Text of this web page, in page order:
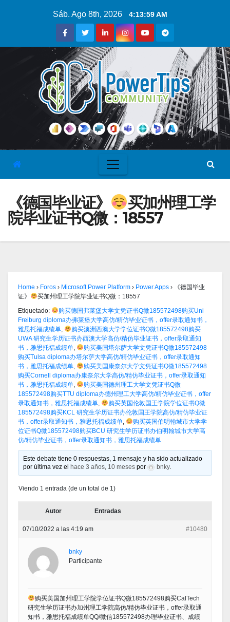
Sáb. Ago 8th, 2026 4:14:00 AM
《德国毕业证》
买加州理工学
院毕业证书Q微：18557
Home › Foros › Microsoft Power Platform › Power Apps ›
《德国毕业
证》
买加州理工学院毕业证书Q微：18557
Etiquetado:
购买德国弗莱堡大学文凭证书Q微185572498购买Uni
Freiburg diploma办弗莱堡大学高仿/精仿毕业证书，offer录取通知书，
雅思托福成绩单,
购买澳洲西澳大学学位证书Q微185572498购买
UWA 研究生学历证书办西澳大学高仿/精仿毕业证书，offer录取通知
书，雅思托福成绩单,
购买美国塔尔萨大学文凭证书Q微185572498
购买Tulsa diploma办塔尔萨大学高仿/精仿毕业证书，offer录取通知
书，雅思托福成绩单,
购买美国康奈尔大学文凭证书Q微185572498
购买Cornell diploma办康奈尔大学高仿/精仿毕业证书，offer录取通知
书，雅思托福成绩单,
购买美国德州理工大学文凭证书Q微
185572498购买TTU diploma办德州理工大学高仿/精仿毕业证书，offer
录取通知书，雅思托福成绩单,
购买英国伦敦国王学院学位证书Q微
185572498购买KCL 研究生学历证书办伦敦国王学院高仿/精仿毕业证
书，offer录取通知书，雅思托福成绩单,
购买英国伯明翰城市大学学
位证书Q微185572498购买BCU 研究生学历证书办伯明翰城市大学高
仿/精仿毕业证书，offer录取通知书，雅思托福成绩单
Este debate tiene 0 respuestas, 1 mensaje y ha sido actualizado
por última vez el
hace 3 años, 10 meses por bnky.
Viendo 1 entrada (de un total de 1)
Autor Entradas
07/10/2022 a las 4:19 am #10480
bnky
Participante
购买美国加州理工学院学位证书Q微185572498购买CalTech
研究生学历证书办加州理工学院高仿/精仿毕业证书，offer录取通
知书，雅思托福成绩单QQ/微信185572498办理毕业证书、成绩